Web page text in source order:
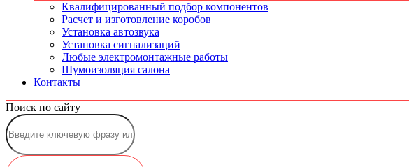
Квалифицированный подбор компонентов
Расчет и изготовление коробов
Установка автозвука
Установка сигнализаций
Любые электромонтажные работы
Шумоизоляция салона
Контакты
Поиск по сайту